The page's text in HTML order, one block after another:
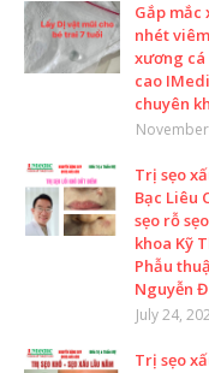
Gắp mắc
nhét
xương cá
cao
chuyên
Trị sẹo
Bạc Liêu
sẹo rỗ
khoa Kỹ
Phẫu
Nguyễn
July 24,
Trị sẹo